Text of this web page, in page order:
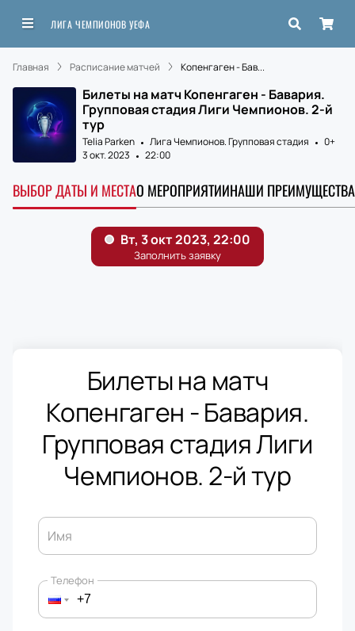
ЛИГА ЧЕМПИОНОВ УЕФА
Главная Расписание матчей Копенгаген - Бав...
Билеты на матч Копенгаген - Бавария.
Групповая стадия Лиги Чемпионов. 2-й
тур
Telia Parken Лига Чемпионов. Групповая стадия
0+
3 окт. 2023
22:00
ВЫБОР ДАТЫ И МЕСТАО МЕРОПРИЯТИИНАШИ ПРЕИМУЩЕСТВА
Билеты на матч
Копенгаген - Бавария.
Групповая стадия Лиги
Чемпионов. 2-й тур
Имя
Телефон